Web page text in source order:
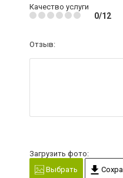
Качество услуги
0/12
Отзыв:
Загрузить фото:
Выбрать